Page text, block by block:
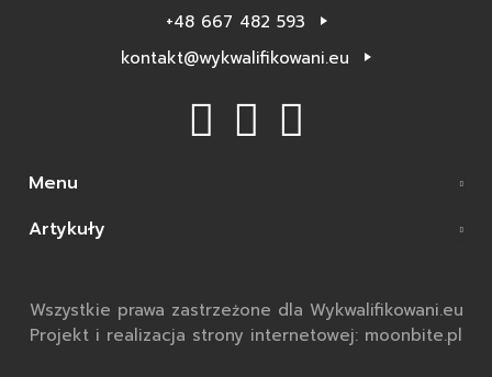
Menu
Artykuły
+48 667 482 593
kontakt@wykwalifikowani.eu
Projekt i realizacja strony internetowej: moonbite.pl
Wszystkie prawa zastrzeżone dla Wykwalifikowani.eu